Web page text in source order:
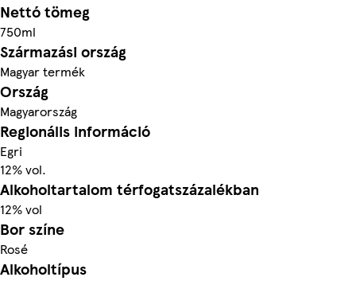
Nettó tömeg
750ml
Származási ország
Magyar termék
Ország
Magyarország
Regionális információ
Egri
12% vol.
Alkoholtartalom térfogatszázalékban
12% vol
Bor színe
Rosé
Alkoholtípus